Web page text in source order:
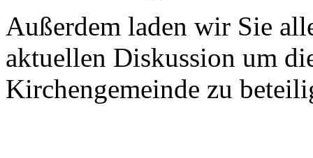
Außerdem laden wir Sie
aktuellen Diskussion um
Kirchengemeinde zu